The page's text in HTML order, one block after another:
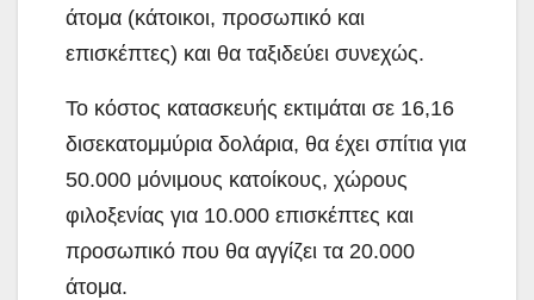
άτομα (κάτοικοι, προσωπικό και
επισκέπτες) και θα ταξιδεύει συνεχώς.
Το κόστος κατασκευής εκτιμάται σε 16,16
δισεκατομμύρια δολάρια, θα έχει σπίτια για
50.000 μόνιμους κατοίκους, χώρους
φιλοξενίας για 10.000 επισκέπτες και
προσωπικό που θα αγγίζει τα 20.000
άτομα.